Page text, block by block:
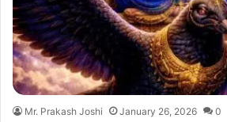
Mr. Prakash Joshi January 26, 2026 0